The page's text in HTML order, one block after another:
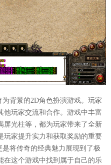
背景的2D角色扮演游戏。玩家
他玩家交流和合作。游戏中丰富
屏光柱等，都为玩家带来了全新
玩家提升实力和获取奖励的重要
将传奇的经典魅力展现到了极
在这个游戏中找到属于自己的乐